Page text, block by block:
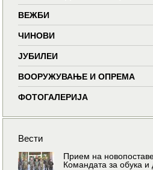
ВЕЖБИ
ЧИНОВИ
ЈУБИЛЕИ
ВООРУЖУВАЊЕ И ОПРЕМА
ФОТОГАЛЕРИЈА
Вести
Прием на
Командата за обука и